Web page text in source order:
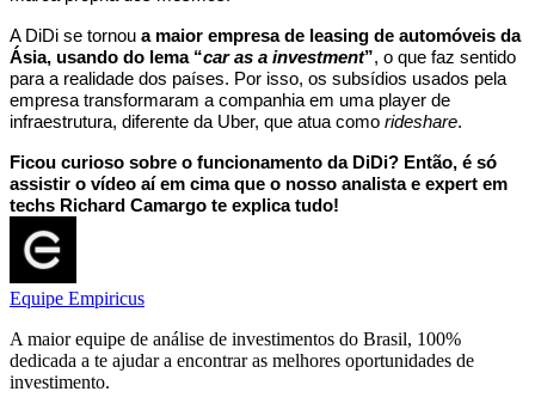
A DiDi se tornou a maior empresa de leasing de automóveis da
Ásia, usando do lema “car as a investment”, o que faz sentido
para a realidade dos países. Por isso, os subsídios usados pela
empresa transformaram a companhia em uma player de
infraestrutura, diferente da Uber, que atua como rideshare.
Ficou curioso sobre o funcionamento da DiDi? Então, é só
assistir o vídeo aí em cima que o nosso analista e expert em
techs Richard Camargo te explica tudo!
Equipe Empiricus
A maior equipe de análise de investimentos do Brasil, 100%
dedicada a te ajudar a encontrar as melhores oportunidades de
investimento.